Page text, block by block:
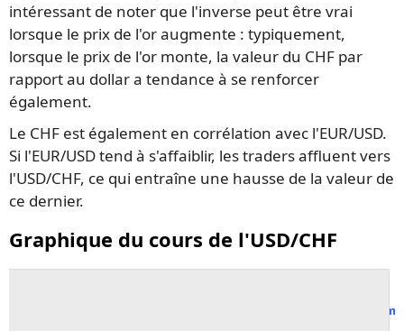
intéressant de noter que l'inverse peut être vrai
lorsque le prix de l'or augmente : typiquement,
lorsque le prix de l'or monte, la valeur du CHF par
rapport au dollar a tendance à se renforcer
également.
Le CHF est également en corrélation avec l'EUR/USD.
Si l'EUR/USD tend à s'affaiblir, les traders affluent vers
l'USD/CHF, ce qui entraîne une hausse de la valeur de
ce dernier.
Graphique du cours de l'USD/CHF
Suivre tous les